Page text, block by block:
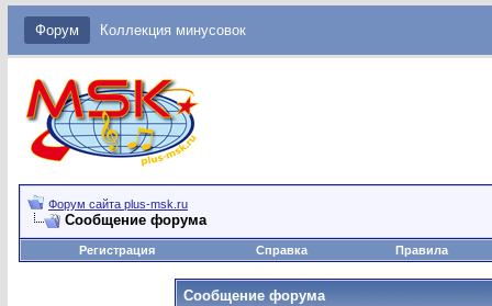
Форум Коллекция минусовок
Форум сайта plus-msk.ru
Сообщение форума
Регистрация Справка Правила
Сообщение форума